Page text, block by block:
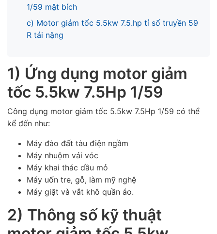
1/59 mặt bích
c) Motor giảm tốc 5.5kw 7.5.hp tỉ số truyền 59
R tải nặng
1) Ứng dụng motor giảm
tốc 5.5kw 7.5Hp 1/59
Công dụng motor giảm tốc 5.5kw 7.5Hp 1/59 có thể
kể đến như:
Máy đào đất tàu điện ngầm
Máy nhuộm vải vóc
Máy khai thác dầu mỏ
Máy uốn tre, gỗ, làm mỹ nghệ
Máy giặt và vắt khô quần áo.
2) Thông số kỹ thuật